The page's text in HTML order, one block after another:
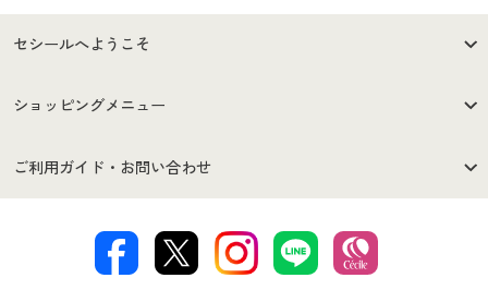
セシールへようこそ
はじめての方へ
セシールご利用規約
著作権・商標について 会社案内
ショッピングメニュー
商品カテゴリ
ご利用ガイド・お問い合わせ
交換・返品は お支払は